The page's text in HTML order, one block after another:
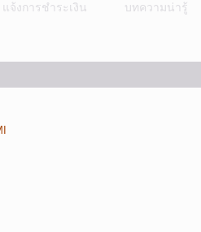
แจ้งการชำระเงิน บทความน่ารู้